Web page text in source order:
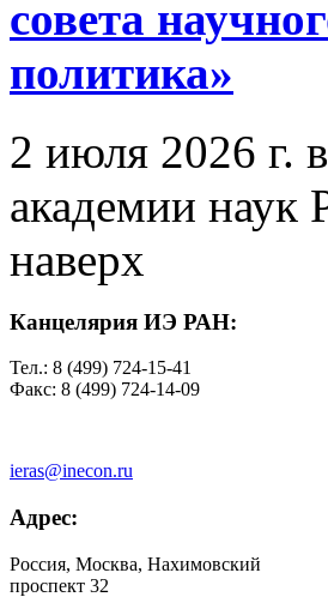
совета
политика»
2 июля 2026 г.
академии
наверх
Канцелярия ИЭ РАН:
Тел.: 8 (499) 724-15-41
Факс: 8 (499) 724-14-09
ieras@inecon.ru
Адрес:
Россия, Москва, Нахимовский
проспект 32